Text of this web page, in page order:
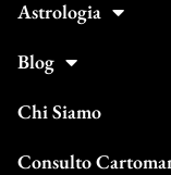
Astrologia
Blog
Chi Siamo
Consulto